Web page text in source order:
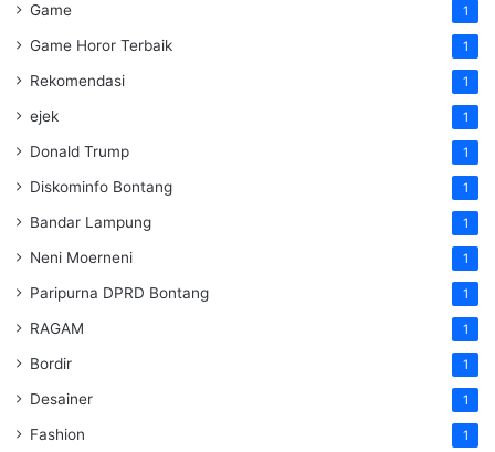
Game 1
Game Horor Terbaik 1
Rekomendasi 1
ejek 1
Donald Trump 1
Diskominfo Bontang 1
Bandar Lampung 1
Neni Moerneni 1
Paripurna DPRD Bontang 1
RAGAM 1
Bordir 1
Desainer 1
Fashion 1